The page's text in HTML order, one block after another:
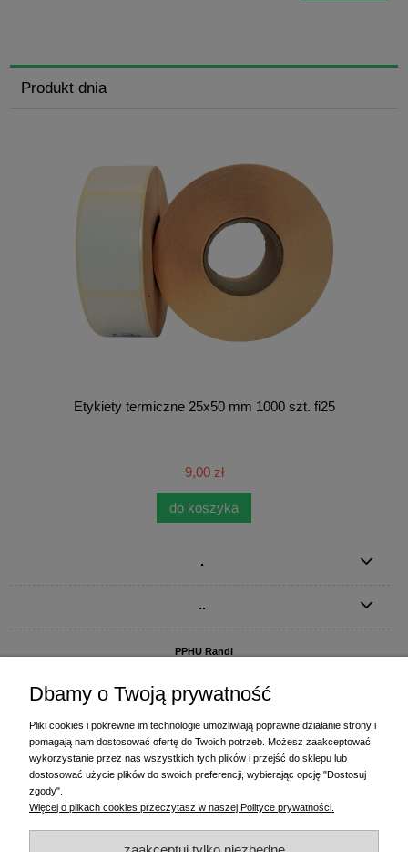
Produkt dnia
Etykiety termiczne 25x50 mm 1000 szt. fi25
9,00 zł
do koszyka
.
..
PPHU Randi
ul. Starogardzka 77 (wjazd od ul. Plażowej)
+48 58 770 31 80
- centrala
Dbamy o Twoją prywatność
Pliki cookies i pokrewne im technologie umożliwiają poprawne działanie strony i
pomagają nam dostosować ofertę do Twoich potrzeb. Możesz zaakceptować
wykorzystanie przez nas wszystkich tych plików i przejść do sklepu lub
dostosować użycie plików do swoich preferencji, wybierając opcję "Dostosuj
zgody".
Więcej o plikach cookies przeczytasz w naszej Polityce prywatności.